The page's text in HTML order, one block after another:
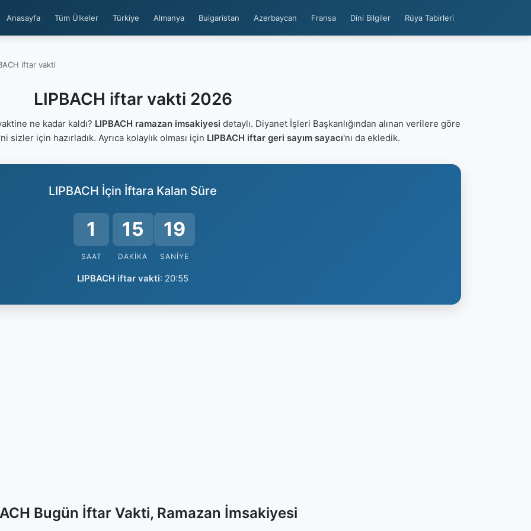
Anasayfa Tüm Ülkeler Türkiye Almanya Bulgaristan Azerbaycan Fransa Dini Bilgiler Rüya Tabirleri
iftar vakti
LIPBACH iftar vakti 2026
ne kadar kaldı? LIPBACH ramazan imsakiyesi detaylı. Diyanet İşleri Başkanlığından alınan verilere göre
sizler için hazırladık. Ayrıca kolaylık olması için LIPBACH iftar geri sayım sayacı'nı da ekledik.
LIPBACH İçin İftara Kalan Süre
1
SAAT
15
DAKIKA
19
SANIYE
LIPBACH iftar vakti: 20:55
Bugün İftar Vakti, Ramazan İmsakiyesi